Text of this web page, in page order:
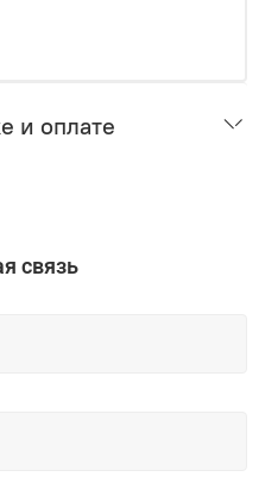
и оплате
связь